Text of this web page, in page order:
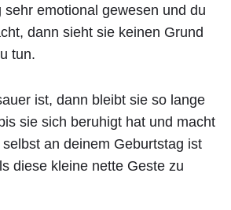
sehr emotional gewesen und du
dann sieht sie keinen Grund
tun.
ist, dann bleibt sie so lange
sie sich beruhigt hat und macht
an deinem Geburtstag ist
diese kleine nette Geste zu